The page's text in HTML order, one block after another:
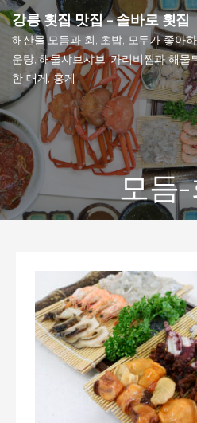
Skip
to
content
강릉 횟집 맛집 - 솔바로 횟집
해산물 모듬과 회, 초밥, 모두가 좋아
운탕, 해물샤브샤브, 가리비찜과 해물
한 대게, 홍게
모듬